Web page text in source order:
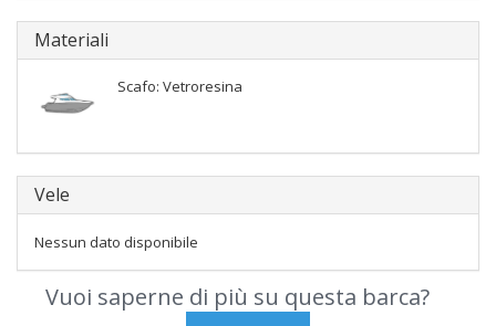
Materiali
Scafo: Vetroresina
Vele
Nessun dato disponibile
Vuoi saperne di più su questa barca?